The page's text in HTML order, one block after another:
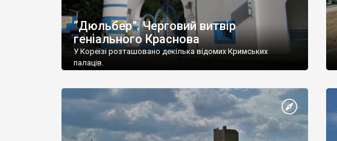
“Дюльбер”. Черговий витвір
геніального Краснова
У Кореїзі розташовано декілька відомих Кримських
палаців.